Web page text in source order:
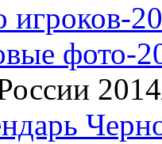
игроков-
фото-